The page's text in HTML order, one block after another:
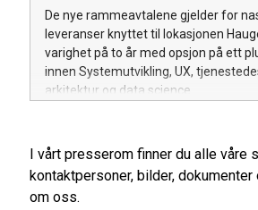
De nye rammeavtalene gjelder for
leveranser knyttet til lokasjonen
varighet på to år med opsjon på ett
innen Systemutvikling, UX,
arkitektur og data science.
I vårt presserom finner du alle våre
kontaktpersoner, bilder,
om oss.